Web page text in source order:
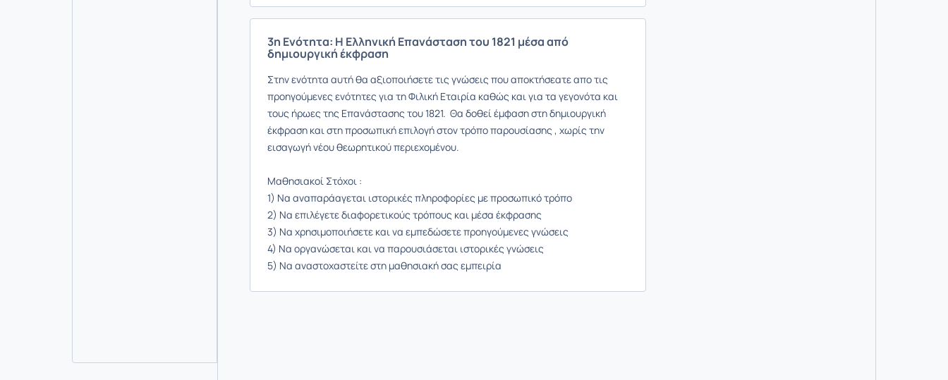
3η Ενότητα: Η Ελληνική Επανάσταση του 1821 μέσα από
δημιουργική έκφραση
Στην ενότητα αυτή θα αξιοποιήσετε τις γνώσεις που αποκτήσεατε απο τις
προηγούμενες ενότητες για τη Φιλική Εταιρία καθώς και για τα γεγονότα και
τους ήρωες της Επανάστασης του 1821. Θα δοθεί έμφαση στη δημιουργική
έκφραση και στη προσωπική επιλογή στον τρόπο παρουσίασης , χωρίς την
εισαγωγή νέου θεωρητικού περιεχομένου.
Μαθησιακοί Στόχοι :
1) Να αναπαράαγεται ιστορικές πληροφορίες με προσωπικό τρόπο
2) Να επιλέγετε διαφορετικούς τρόπους και μέσα έκφρασης
3) Να χρησιμοποιήσετε και να εμπεδώσετε προηγούμενες γνώσεις
4) Να οργανώσεται και να παρουσιάσεται ιστορικές γνώσεις
5) Να αναστοχαστείτε στη μαθησιακή σας εμπειρία